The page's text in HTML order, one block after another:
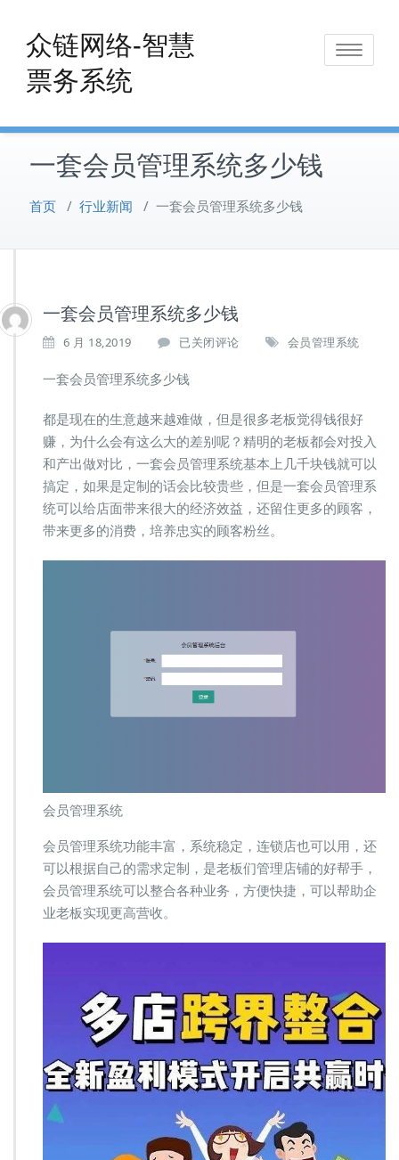
content
众链网络-智慧
票务系统
Toggle
一套会员管理系统多少钱
首页 / 行业新闻 / 一套会员管理系统多少钱
一套会员管理系统多少钱
6 月 18,2019
一
会
管
理
系
统
多
少
钱
已关闭评论 会员管理系统
一套会员管理系统多少钱
都是现在的生意越来越难做，但是很多老板觉得钱很好
赚，为什么会有这么大的差别呢？精明的老板都会对投入
和产出做对比，一套会员管理系统基本上几千块钱就可以
搞定，如果是定制的话会比较贵些，但是一套会员管理系
统可以给店面带来很大的经济效益，还留住更多的顾客，
带来更多的消费，培养忠实的顾客粉丝。
会员管理系统
会员管理系统功能丰富，系统稳定，连锁店也可以用，还
可以根据自己的需求定制，是老板们管理店铺的好帮手，
会员管理系统可以整合各种业务，方便快捷，可以帮助企
业老板实现更高营收。